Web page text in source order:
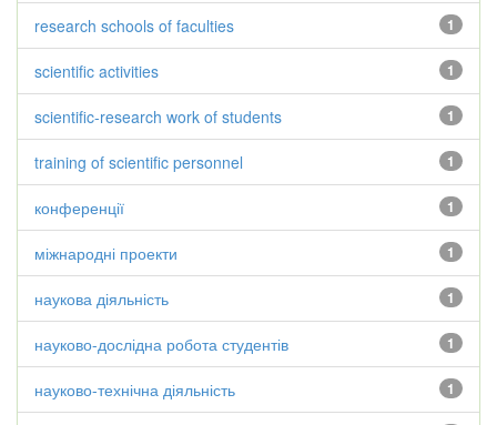
1
research schools of faculties
1
scientific activities
1
scientific-research work of students
1
training of scientific personnel
1
конференції
1
міжнародні проекти
1
наукова діяльність
1
науково-дослідна робота студентів
1
науково-технічна діяльність